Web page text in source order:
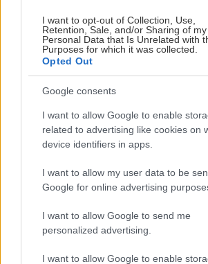
I want to opt-out of Collection, Use,
Retention, Sale, and/or Sharing of my
Personal Data that Is Unrelated with
Purposes for which it was collected.
Opted Out
Google consents
I want to allow Google to enable
related to advertising like cookies on
device identifiers in apps.
I want to allow my user data to be
Google for online advertising
I want to allow Google to send me
personalized advertising.
I want to allow Google to enable